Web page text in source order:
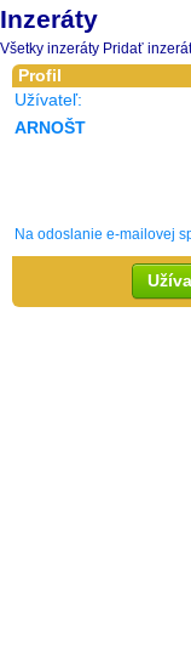
Inzeráty
Všetky inzeráty Pridať inzerát
Profil
Užívateľ:
ARNOŠT
Na odoslanie e-mailovej